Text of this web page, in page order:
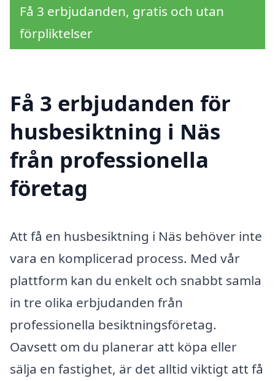
Få 3 erbjudanden, gratis och utan
förpliktelser
Få 3 erbjudanden för
husbesiktning i Näs
från professionella
företag
Att få en husbesiktning i Näs behöver inte
vara en komplicerad process. Med vår
plattform kan du enkelt och snabbt samla
in tre olika erbjudanden från
professionella besiktningsföretag.
Oavsett om du planerar att köpa eller
sälja en fastighet, är det alltid viktigt att få